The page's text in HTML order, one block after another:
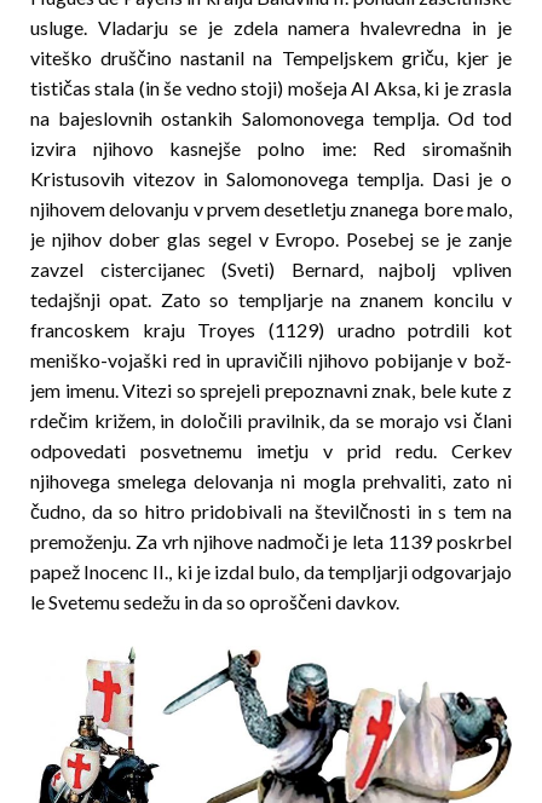
usluge. Vladarju se je zdela namera hvalevredna in je
viteško druščino nastanil na Tempeljskem griču, kjer je
tističas stala (in še vedno stoji) mo­šeja Al Aksa, ki je zrasla
na bajeslovnih ostankih Salomonovega templja. Od tod
izvira njihovo kasnej­še polno ime: Red siromašnih
Kristusovih vitezov in Salomonovega templja. Dasi je o
njihovem delovanju v prvem desetletju znanega bore malo,
je njihov dober glas segel v Evropo. Posebej se je zanje
zavzel cistercijanec (Sveti) Bernard, najbolj vpliven
tedajšnji opat. Zato so templjarje na znanem koncilu v
francoskem kraju Troyes (1129) uradno potrdili kot
meniško-vojaški red in upravičili njihovo pobijanje v bož­
jem imenu. Vitezi so sprejeli prepoznavni znak, bele kute z
rdečim križem, in določili pravilnik, da se morajo vsi člani
odpovedati posvetnemu imetju v prid redu. Cerkev
njihovega smelega delovanja ni mogla pre­hvaliti, zato ni
čudno, da so hitro pridobivali na številčnosti in s tem na
premoženju. Za vrh njihove nadmoči je leta 1139 poskrbel
papež Inocenc II., ki je izdal bulo, da templjarji odgovarjajo
le Svetemu sedežu in da so oproščeni davkov.